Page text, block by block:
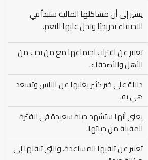
يشير إلى أن مشاكلها المالية ستبدأ في
الاختفاء تدريجيًا وتحل عليها النعم.
تعبير عن اقتراب اجتماعها مع من تحب من
الأهل والأصدقاء.
دلالة على خير كثير يغنيها عن الناس وتسعد
هي به.
يعني أنها ستشهد حياة سعيدة في الفترة
المقبلة من حياتها.
تعبير عن تلقيها المساعدة، والتي تنقلها إلى